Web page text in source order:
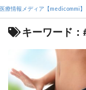
医療情報メディア【medicommi】
キーワード